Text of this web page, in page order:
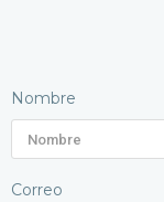
Nombre
Correo